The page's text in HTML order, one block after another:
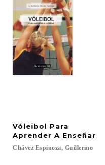
Vóleibol Para
Aprender A Enseñar
Chávez Espinoza, Guillermo